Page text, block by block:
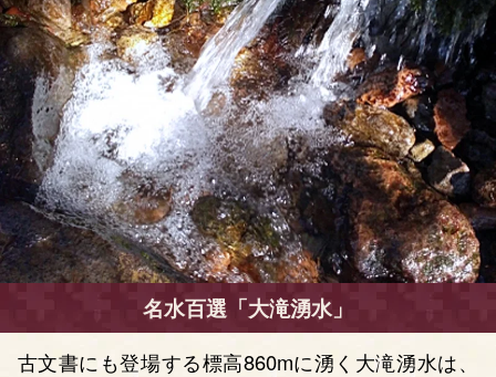
名水百選「大滝湧水」
古文書にも登場する標高860mに湧く大滝湧水は、